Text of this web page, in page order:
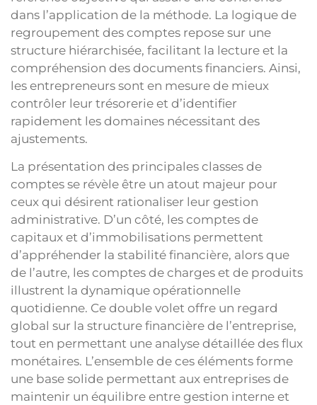
dans l’application de la méthode. La logique de
regroupement des comptes repose sur une
structure hiérarchisée, facilitant la lecture et la
compréhension des documents financiers. Ainsi,
les entrepreneurs sont en mesure de mieux
contrôler leur trésorerie et d’identifier
rapidement les domaines nécessitant des
ajustements.
La présentation des principales classes de
comptes se révèle être un atout majeur pour
ceux qui désirent rationaliser leur gestion
administrative. D’un côté, les comptes de
capitaux et d’immobilisations permettent
d’appréhender la stabilité financière, alors que
de l’autre, les comptes de charges et de produits
illustrent la dynamique opérationnelle
quotidienne. Ce double volet offre un regard
global sur la structure financière de l’entreprise,
tout en permettant une analyse détaillée des flux
monétaires. L’ensemble de ces éléments forme
une base solide permettant aux entreprises de
maintenir un équilibre entre gestion interne et